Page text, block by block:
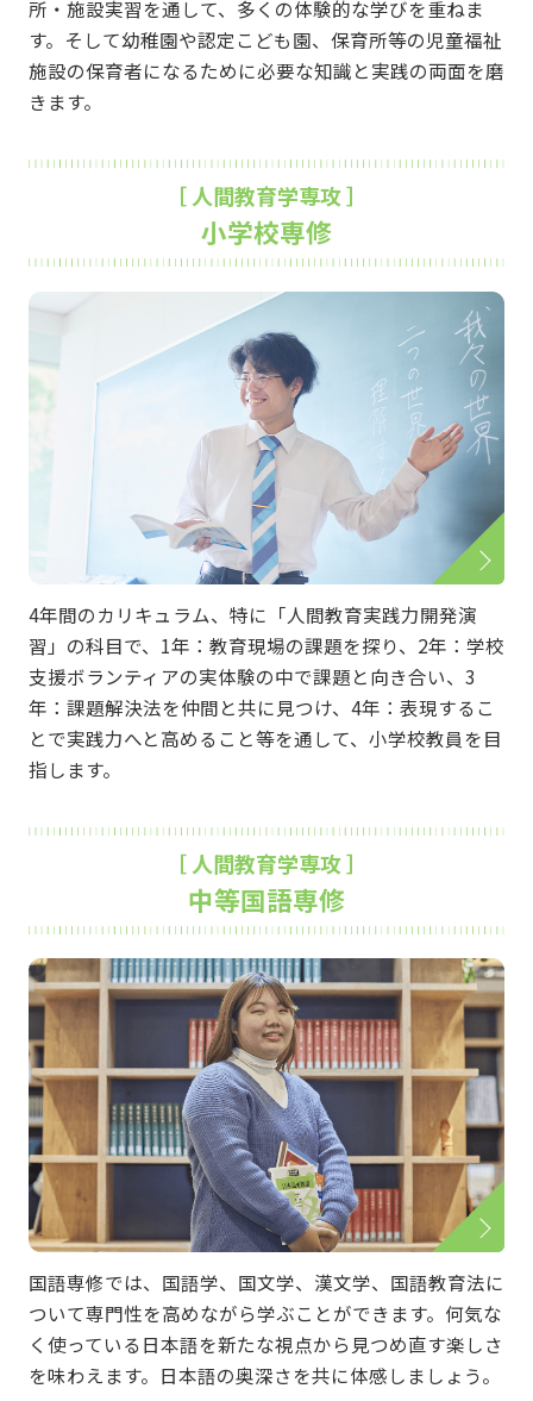
所・施設実習を通して、多くの体験的な学びを重ねま
す。そして幼稚園や認定こども園、保育所等の児童福祉
施設の保育者になるために必要な知識と実践の両面を磨
きます。
［ 人間教育学専攻 ］
小学校専修
4年間のカリキュラム、特に「人間教育実践力開発演
習」の科目で、1年：教育現場の課題を探り、2年：学校
支援ボランティアの実体験の中で課題と向き合い、3
年：課題解決法を仲間と共に見つけ、4年：表現するこ
とで実践力へと高めること等を通して、小学校教員を目
指します。
［ 人間教育学専攻 ］
中等国語専修
国語専修では、国語学、国文学、漢文学、国語教育法に
ついて専門性を高めながら学ぶことができます。何気な
く使っている日本語を新たな視点から見つめ直す楽しさ
を味わえます。日本語の奥深さを共に体感しましょう。